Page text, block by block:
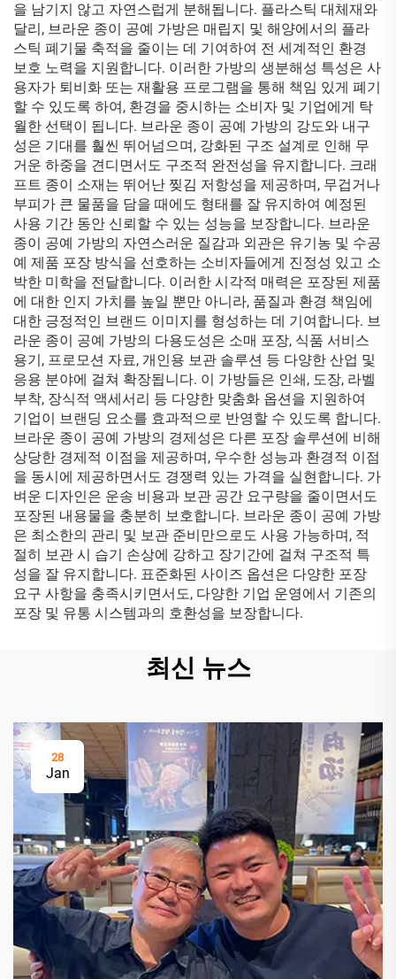
을 남기지 않고 자연스럽게 분해됩니다. 플라스틱 대체재와
달리, 브라운 종이 공예 가방은 매립지 및 해양에서의 플라
스틱 폐기물 축적을 줄이는 데 기여하여 전 세계적인 환경
보호 노력을 지원합니다. 이러한 가방의 생분해성 특성은 사
용자가 퇴비화 또는 재활용 프로그램을 통해 책임 있게 폐기
할 수 있도록 하여, 환경을 중시하는 소비자 및 기업에게 탁
월한 선택이 됩니다. 브라운 종이 공예 가방의 강도와 내구
성은 기대를 훨씬 뛰어넘으며, 강화된 구조 설계로 인해 무
거운 하중을 견디면서도 구조적 완전성을 유지합니다. 크래
프트 종이 소재는 뛰어난 찢김 저항성을 제공하며, 무겁거나
부피가 큰 물품을 담을 때에도 형태를 잘 유지하여 예정된
사용 기간 동안 신뢰할 수 있는 성능을 보장합니다. 브라운
종이 공예 가방의 자연스러운 질감과 외관은 유기농 및 수공
예 제품 포장 방식을 선호하는 소비자들에게 진정성 있고 소
박한 미학을 전달합니다. 이러한 시각적 매력은 포장된 제품
에 대한 인지 가치를 높일 뿐만 아니라, 품질과 환경 책임에
대한 긍정적인 브랜드 이미지를 형성하는 데 기여합니다. 브
라운 종이 공예 가방의 다용도성은 소매 포장, 식품 서비스
용기, 프로모션 자료, 개인용 보관 솔루션 등 다양한 산업 및
응용 분야에 걸쳐 확장됩니다. 이 가방들은 인쇄, 도장, 라벨
부착, 장식적 액세서리 등 다양한 맞춤화 옵션을 지원하여
기업이 브랜딩 요소를 효과적으로 반영할 수 있도록 합니다.
브라운 종이 공예 가방의 경제성은 다른 포장 솔루션에 비해
상당한 경제적 이점을 제공하며, 우수한 성능과 환경적 이점
을 동시에 제공하면서도 경쟁력 있는 가격을 실현합니다. 가
벼운 디자인은 운송 비용과 보관 공간 요구량을 줄이면서도
포장된 내용물을 충분히 보호합니다. 브라운 종이 공예 가방
은 최소한의 관리 및 보관 준비만으로도 사용 가능하며, 적
절히 보관 시 습기 손상에 강하고 장기간에 걸쳐 구조적 특
성을 잘 유지합니다. 표준화된 사이즈 옵션은 다양한 포장
요구 사항을 충족시키면서도, 다양한 기업 운영에서 기존의
포장 및 유통 시스템과의 호환성을 보장합니다.
최신 뉴스
28
Jan